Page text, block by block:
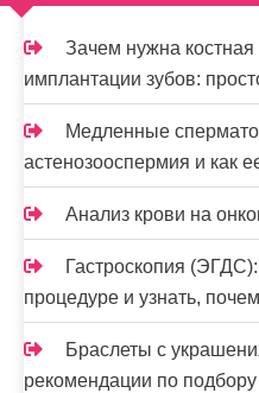
п
и
с
я
м
Зачем нужна костная
имплантации зубов:
Медленные
астенозооспермия и как
Анализ крови на
Гастроскопия (ЭГДС):
процедуре и узнать,
Браслеты с
рекомендации по подбору